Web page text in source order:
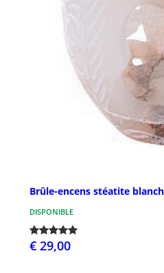
Brûle-encens stéatite
DISPONIBLE
€ 29,00